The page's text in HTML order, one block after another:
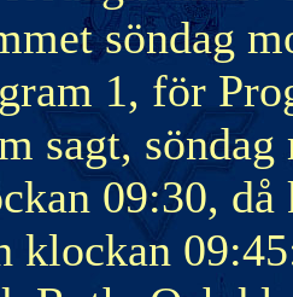
söndag
1, för
sagt,
09:30,
klockan